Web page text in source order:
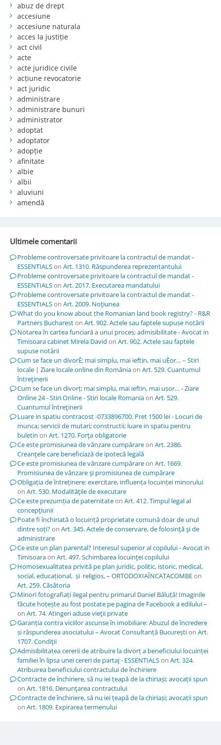
abuz de drept
accesiune
accesiune naturala
acces la justiție
act civil
acte
acte juridice civile
acțiune revocatorie
act juridic
administrare
administrare bunuri
administrator
adoptat
adoptator
adopție
afinitate
albie
albii
aluviuni
amendă
Ultimele comentarii
Probleme controversate privitoare la contractul de mandat -
ESSENTIALSon Art. 1310. Răspunderea reprezentantului
Probleme controversate privitoare la contractul de mandat -
ESSENTIALSon Art. 2017. Executarea mandatului
Probleme controversate privitoare la contractul de mandat -
ESSENTIALSon Art. 2009. Noţiunea
What do you know about the Romanian land book registry? - R&R
Partners Buchareston Art. 902. Actele sau faptele supuse notării
Notarea în cartea funciară a unui proces; admisibilitate - Avocat in
Timisoara cabinet Mirela David on Art. 902. Actele sau faptele
supuse notării
Cum se face un divorÈ; mai simplu, mai ieftin, mai uÈor… – Stiri
locale | Ziare locale online din Româniaon Art. 529. Cuantumul
întreţinerii
Cum se face un divorț; mai simplu, mai ieftin, mai ușor… - Ziare
Online 24 - Stiri Online - Stiri locale Romaniaon Art. 529.
Cuantumul întreţinerii
Luare in spatiu contracost -0733896700. Pret 1500 lei - Locuri de
munca; servicii de mutari; constructii; luare in spatiu pentru
buletin on Art. 1270. Forţa obligatorie
Ce este promisiunea de vânzare cumpărareon Art. 2386.
Creanţele care beneficiază de ipotecă legală
Ce este promisiunea de vânzare cumpărareon Art. 1669.
Promisiunea de vânzare şi promisiunea de cumpărare
Obligația de întreținere: exercitare, influența locuinței minorului
on Art. 530. Modalităţile de executare
Ce este prezumția de paternitateon Art. 412. Timpul legal al
concepţiunii
Poate fi închiriată o locuință proprietate comună doar de unul
dintre soți?on Art. 345. Actele de conservare, de folosinţă şi de
administrare
Ce este un plan parental? Interesul superior al copilului - Avocat in
Timisoaraon Art. 497. Schimbarea locuinţei copilului
Homosexualitatea privită pe plan juridic, politic, istoric, medical,
social, educațional, și religios, – ORTODOXIAÎNCATACOMBEon
Art. 259. Căsătoria
Minori fotografiați ilegal pentru primarul Daniel Băluță! Imaginile
făcute hoțește au fost postate pe pagina de Facebook a edilului –
on Art. 74. Atingeri aduse vieţii private
Garanția contra viciilor ascunse în imobiliare: Abuzul de încredere
și răspunderea asociatului – Avocat Consultanță Bucureștion Art.
1707. Condiţii
Admisibilitatea cererii de atribuire la divorț a beneficiului locuinței
familiei în lipsa unei cereri de partaj - ESSENTIALSon Art. 324.
Atribuirea beneficiului contractului de închiriere
Contracte de închiriere, să nu iei țeapă de la chiriași; avocații spun
on Art. 1816. Denunţarea contractului
Contracte de închiriere, să nu iei țeapă de la chiriași; avocații spun
on Art. 1809. Expirarea termenului